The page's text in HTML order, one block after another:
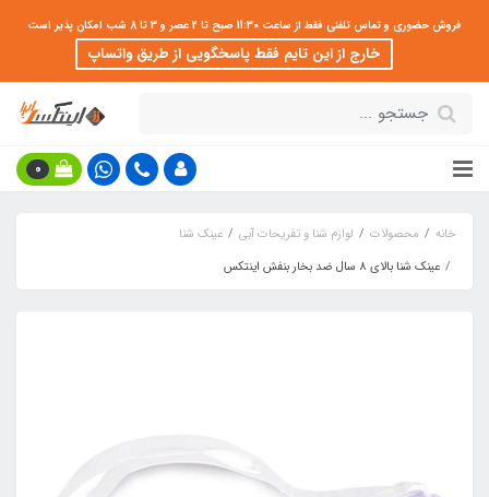
فروش حضوری و تماس تلفنی فقط از ساعت 11:30 صبح تا 2 عصر و 3 تا 8 شب امکان پذیر است
خارج از این تایم فقط پاسخگویی از طریق واتساپ
0
خانه محصولات لوازم شنا و تفریحات آبی
عینک شنا
عینک شنا بالای 8 سال ضد بخار بنفش اینتکس